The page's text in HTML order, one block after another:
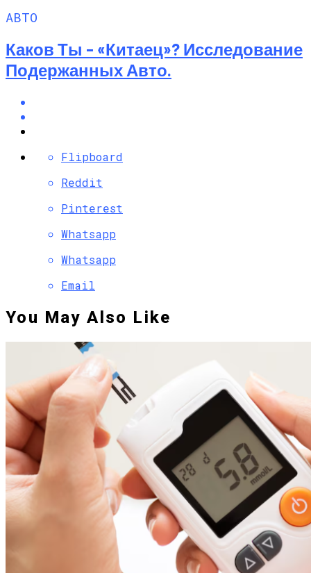
АВТО
Каков Ты – «китаец»? Исследование
Подержанных Авто.
Flipboard
Reddit
Pinterest
Whatsapp
Whatsapp
Email
You May Also Like